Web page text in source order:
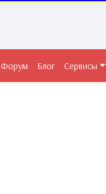
Форум Блог Сервисы